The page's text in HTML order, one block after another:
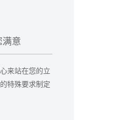
满意
来站在您的立
特殊要求制定